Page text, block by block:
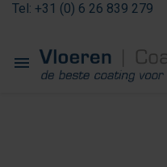
Tel: +31 (0) 6 26 839 279
menu